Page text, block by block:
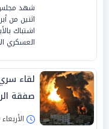
شهد مجلس
اثنين من
اشتباك
العسكري
لقاء
صفقة
الأربعاء 20/أغسطس/2025 - 10:26 م